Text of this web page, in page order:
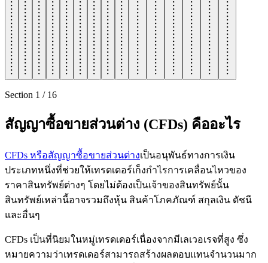
Section 1 / 16
สัญญาซื้อขายส่วนต่าง (CFDs) คืออะไร
CFDs หรือสัญญาซื้อขายส่วนต่างเป็นอนุพันธ์ทางการเงิน
ประเภทหนึ่งที่ช่วยให้เทรดเดอร์เก็งกำไรการเคลื่อนไหวของ
ราคาสินทรัพย์ต่างๆ โดยไม่ต้องเป็นเจ้าของสินทรัพย์นั้น
สินทรัพย์เหล่านี้อาจรวมถึงหุ้น สินค้าโภคภัณฑ์ สกุลเงิน ดัชนี
และอื่นๆ
CFDs เป็นที่นิยมในหมู่เทรดเดอร์เนื่องจากมีเลเวอเรจที่สูง ซึ่ง
หมายความว่าเทรดเดอร์สามารถสร้างผลตอบแทนจำนวนมาก